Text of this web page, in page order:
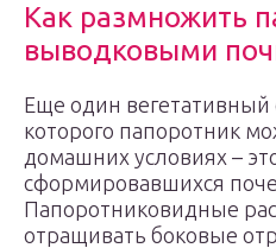
Как размножить
выводковыми
Еще один
которого папоротник
домашних условиях –
сформировавшихся
Папоротниковидные
отращивать боковые